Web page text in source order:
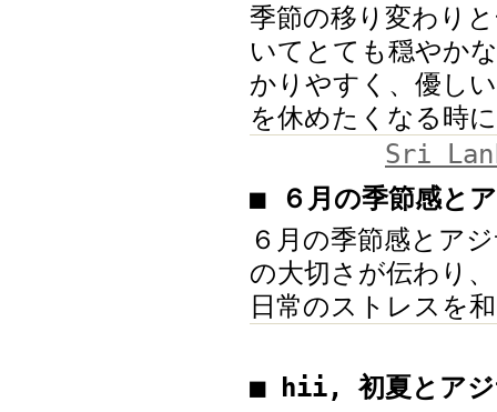
季節の移り変わり
いてとても穏やか
かりやすく、優し
を休めたくなる時
Sri
■ ６月の季節感と
６月の季節感とア
の大切さが伝わり
日常のストレスを
■ hii, 初夏とアジ